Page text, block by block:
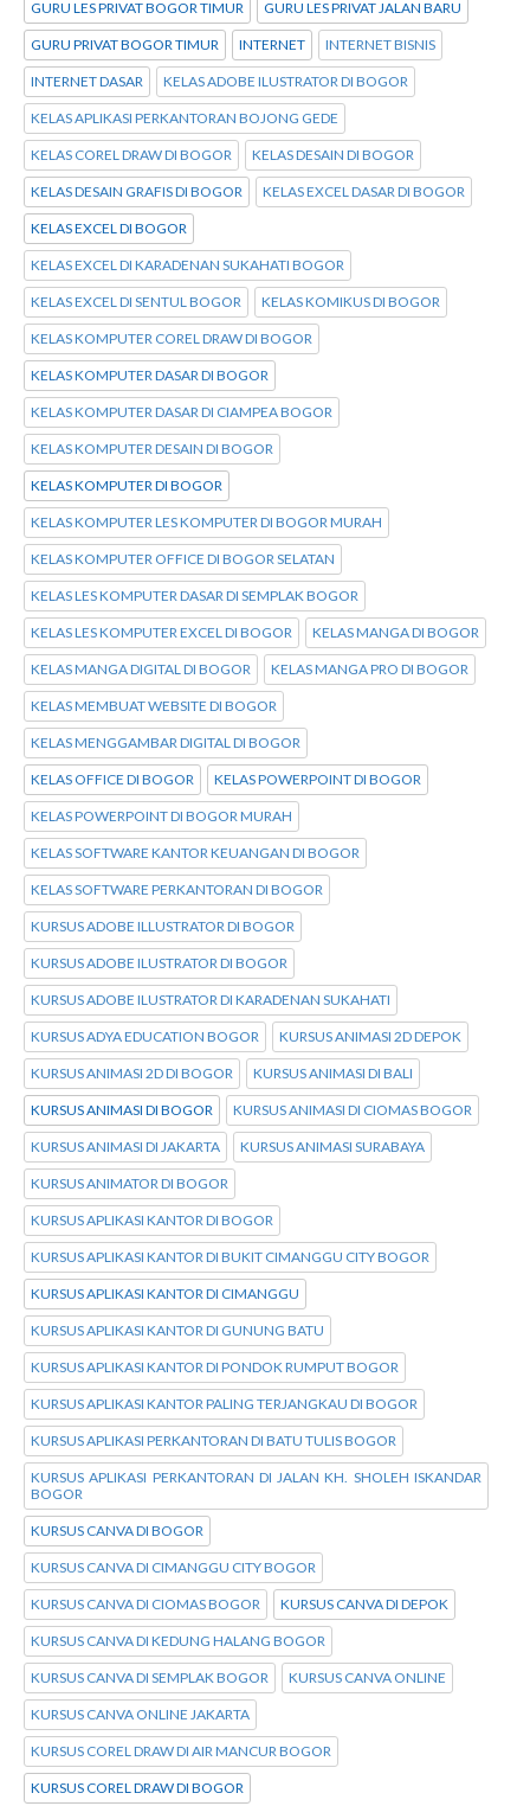
GURU LES PRIVAT BOGOR TIMUR GURU LES PRIVAT JALAN BARU
GURU PRIVAT BOGOR TIMUR INTERNET INTERNET BISNIS
INTERNET DASAR KELAS ADOBE ILUSTRATOR DI BOGOR
KELAS APLIKASI PERKANTORAN BOJONG GEDE
KELAS COREL DRAW DI BOGOR KELAS DESAIN DI BOGOR
KELAS DESAIN GRAFIS DI BOGOR KELAS EXCEL DASAR DI BOGOR
KELAS EXCEL DI BOGOR
KELAS EXCEL DI KARADENAN SUKAHATI BOGOR
KELAS EXCEL DI SENTUL BOGOR KELAS KOMIKUS DI BOGOR
KELAS KOMPUTER COREL DRAW DI BOGOR
KELAS KOMPUTER DASAR DI BOGOR
KELAS KOMPUTER DASAR DI CIAMPEA BOGOR
KELAS KOMPUTER DESAIN DI BOGOR
KELAS KOMPUTER DI BOGOR
KELAS KOMPUTER LES KOMPUTER DI BOGOR MURAH
KELAS KOMPUTER OFFICE DI BOGOR SELATAN
KELAS LES KOMPUTER DASAR DI SEMPLAK BOGOR
KELAS LES KOMPUTER EXCEL DI BOGOR KELAS MANGA DI BOGOR
KELAS MANGA DIGITAL DI BOGOR KELAS MANGA PRO DI BOGOR
KELAS MEMBUAT WEBSITE DI BOGOR
KELAS MENGGAMBAR DIGITAL DI BOGOR
KELAS OFFICE DI BOGOR KELAS POWERPOINT DI BOGOR
KELAS POWERPOINT DI BOGOR MURAH
KELAS SOFTWARE KANTOR KEUANGAN DI BOGOR
KELAS SOFTWARE PERKANTORAN DI BOGOR
KURSUS ADOBE ILLUSTRATOR DI BOGOR
KURSUS ADOBE ILUSTRATOR DI BOGOR
KURSUS ADOBE ILUSTRATOR DI KARADENAN SUKAHATI
KURSUS ADYA EDUCATION BOGOR KURSUS ANIMASI 2D DEPOK
KURSUS ANIMASI 2D DI BOGOR KURSUS ANIMASI DI BALI
KURSUS ANIMASI DI BOGOR KURSUS ANIMASI DI CIOMAS BOGOR
KURSUS ANIMASI DI JAKARTA KURSUS ANIMASI SURABAYA
KURSUS ANIMATOR DI BOGOR
KURSUS APLIKASI KANTOR DI BOGOR
KURSUS APLIKASI KANTOR DI BUKIT CIMANGGU CITY BOGOR
KURSUS APLIKASI KANTOR DI CIMANGGU
KURSUS APLIKASI KANTOR DI GUNUNG BATU
KURSUS APLIKASI KANTOR DI PONDOK RUMPUT BOGOR
KURSUS APLIKASI KANTOR PALING TERJANGKAU DI BOGOR
KURSUS APLIKASI PERKANTORAN DI BATU TULIS BOGOR
KURSUS APLIKASI PERKANTORAN DI JALAN KH. SHOLEH ISKANDAR
BOGOR
KURSUS CANVA DI BOGOR
KURSUS CANVA DI CIMANGGU CITY BOGOR
KURSUS CANVA DI CIOMAS BOGOR KURSUS CANVA DI DEPOK
KURSUS CANVA DI KEDUNG HALANG BOGOR
KURSUS CANVA DI SEMPLAK BOGOR KURSUS CANVA ONLINE
KURSUS CANVA ONLINE JAKARTA
KURSUS COREL DRAW DI AIR MANCUR BOGOR
KURSUS COREL DRAW DI BOGOR